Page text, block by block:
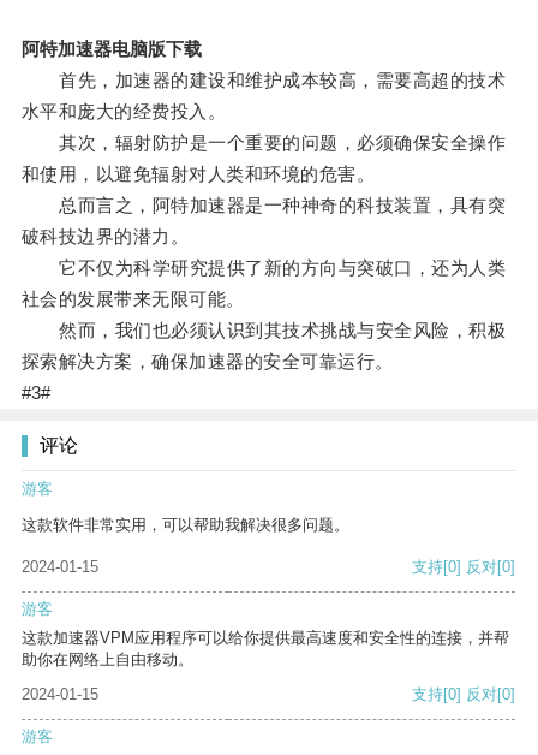
阿特加速器电脑版下载
首先，加速器的建设和维护成本较高，需要高超的技术
水平和庞大的经费投入。
其次，辐射防护是一个重要的问题，必须确保安全操作
和使用，以避免辐射对人类和环境的危害。
总而言之，阿特加速器是一种神奇的科技装置，具有突
破科技边界的潜力。
它不仅为科学研究提供了新的方向与突破口，还为人类
社会的发展带来无限可能。
然而，我们也必须认识到其技术挑战与安全风险，积极
探索解决方案，确保加速器的安全可靠运行。
#3#
评论
游客
这款软件非常实用，可以帮助我解决很多问题。
2024-01-15 支持[0] 反对[0]
游客
这款加速器VPM应用程序可以给你提供最高速度和安全性的连接，并帮
助你在网络上自由移动。
2024-01-15
支持[0] 反对[0]
游客